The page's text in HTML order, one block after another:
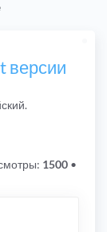
версии
1500 •